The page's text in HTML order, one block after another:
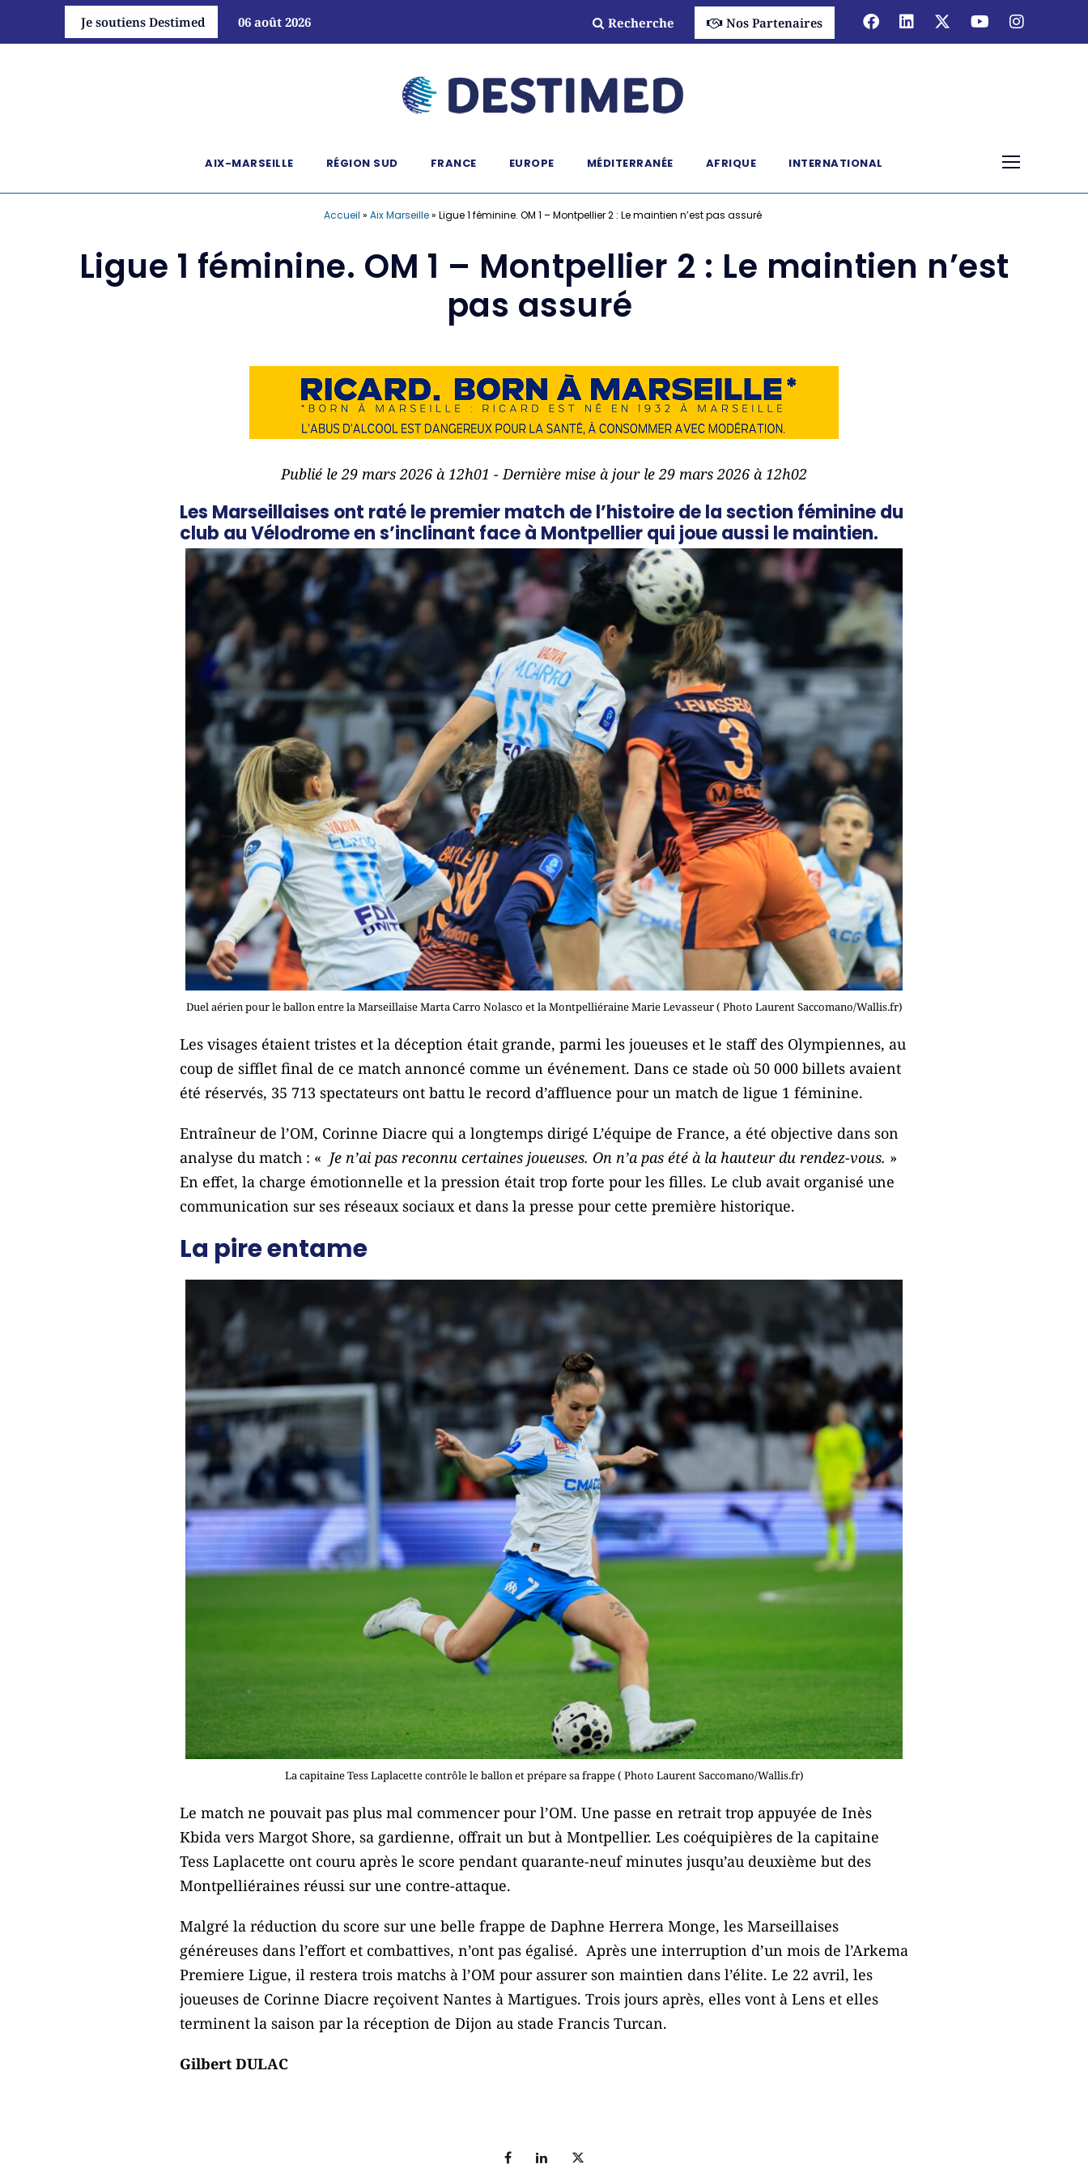
Je soutiens Destimed 06 août 2026 Recherche Nos Partenaires
AIX-MARSEILLE RÉGION SUD FRANCE EUROPE MÉDITERRANÉE AFRIQUE INTERNATIONAL
Accueil » Aix Marseille» Ligue 1 féminine. OM 1 – Montpellier 2 : Le maintien n’est pas assuré
Ligue 1 féminine. OM 1 – Montpellier 2 : Le maintien n’est
pas assuré
Publié le 29 mars 2026 à 12h01 - Dernière mise à jour le 29 mars 2026 à 12h02
Les Marseillaises ont raté le premier match de l’histoire de la section féminine du
club au Vélodrome en s’inclinant face à Montpellier qui joue aussi le maintien.
Duel aérien pour le ballon entre la Marseillaise Marta Carro Nolasco et la Montpelliéraine Marie Levasseur ( Photo Laurent Saccomano/Wallis.fr)
Les visages étaient tristes et la déception était grande, parmi les joueuses et le staff des Olympiennes, au
coup de sifflet final de ce match annoncé comme un événement. Dans ce stade où 50 000 billets avaient
été réservés, 35 713 spectateurs ont battu le record d’affluence pour un match de ligue 1 féminine.
Entraîneur de l’OM, Corinne Diacre qui a longtemps dirigé L’équipe de France, a été objective dans son
analyse du match : « Je n’ai pas reconnu certaines joueuses. On n’a pas été à la hauteur du rendez-vous. »
En effet, la charge émotionnelle et la pression était trop forte pour les filles. Le club avait organisé une
communication sur ses réseaux sociaux et dans la presse pour cette première historique.
La pire entame
La capitaine Tess Laplacette contrôle le ballon et prépare sa frappe ( Photo Laurent Saccomano/Wallis.fr)
Le match ne pouvait pas plus mal commencer pour l’OM. Une passe en retrait trop appuyée de Inès
Kbida vers Margot Shore, sa gardienne, offrait un but à Montpellier. Les coéquipières de la capitaine
Tess Laplacette ont couru après le score pendant quarante-neuf minutes jusqu’au deuxième but des
Montpelliéraines réussi sur une contre-attaque.
Malgré la réduction du score sur une belle frappe de Daphne Herrera Monge, les Marseillaises
généreuses dans l’effort et combattives, n’ont pas égalisé. Après une interruption d’un mois de l’Arkema
Premiere Ligue, il restera trois matchs à l’OM pour assurer son maintien dans l’élite. Le 22 avril, les
joueuses de Corinne Diacre reçoivent Nantes à Martigues. Trois jours après, elles vont à Lens et elles
terminent la saison par la réception de Dijon au stade Francis Turcan.
Gilbert DULAC